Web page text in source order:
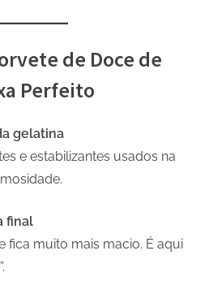
de Doce de
Perfeito
gelatina
e estabilizantes usados na
final
fica muito mais macio. É aqui